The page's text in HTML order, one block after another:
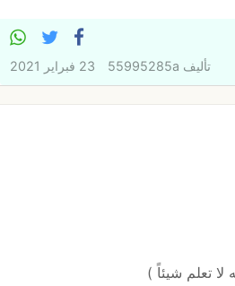
تأليف 55995285a 23 فبراير 2021
لا تعلم شيئاً )